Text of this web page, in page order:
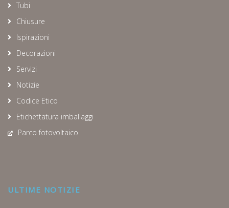
Tubi
Chiusure
Ispirazioni
Decorazioni
Servizi
Notizie
Codice Etico
Etichettatura imballaggi
Parco fotovoltaico
ULTIME NOTIZIE